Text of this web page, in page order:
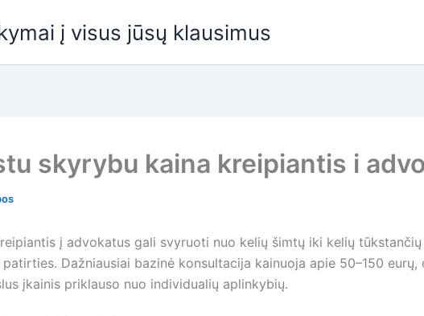
į visus jūsų klausimus
skyrybu kaina kreipiantis i
į advokatus gali svyruoti nuo kelių šimtų iki kelių
Dažniausiai bazinė konsultacija kainuoja apie 50–150
įkainis priklauso nuo individualių aplinkybių.